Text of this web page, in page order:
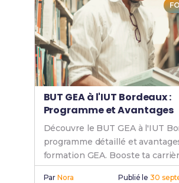
BUT GEA à l'IUT Bordeaux :
Programme et Avantages
Découvre le BUT GEA à l'IUT
programme détaillé et
formation GEA. Booste ta
BUT Bordeaux.
ParNora Publié le30